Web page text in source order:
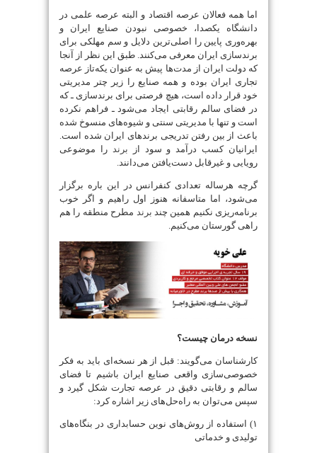
اما همه فعالان عرصه اقتصاد و البته عرصه علمی در
دانشگاه یکصدا، خصوصی نبودن صنایع ایران و
بهره‌وری پایین را اصلی‌ترین دلایل و سم مهلکی برای
برندسازی ایران معرفی می‌کنند. طبق این نظر از آنجا
که دولت ایران از مدت‌ها پیش به عنوان یکه‌تاز عرصه
تجاری ایران بوده و همه صنایع را زیر چتر مدیریتی
خود قرار داده است، هیچ فرصتی برای برندسازی ـ که
در فضای سالم رقابتی ایجاد می‌شود ـ فراهم نکرده
است و تنها با مدیریتی سنتی و شیوه‌های منسوخ شده
باعث از بین رفتن تدریجی برندهای ایران شده است.
ایرانیان کسب درآمد و سود از برند را موضوعی
رویایی و غیرقابل دست‌یافتن می‌دانند.
گرچه هرساله تعدادی کنفرانس در این باره برگزار
می‌شود، اما متاسفانه هنوز اول راهیم و اگر خوب
برنامه‌ریزی نکنیم همین چند برند مطرح منطقه را هم
راهی گورستان می‌کنیم.
نسخه درمان چیست؟
کارشناسان می‌گویند: قبل از هر نسخه‌ای باید به فکر
خصوصی‌سازی واقعی صنایع ایران باشیم تا فضای
سالم و رقابتی دقیق در عرصه تجارت شکل گیرد و
سپس می‌توان به راه‌حل‌های زیر اشاره کرد:
۱) استفاده از روش‌های نوین حسابداری در بنگاه‌های
تولیدی و خدماتی